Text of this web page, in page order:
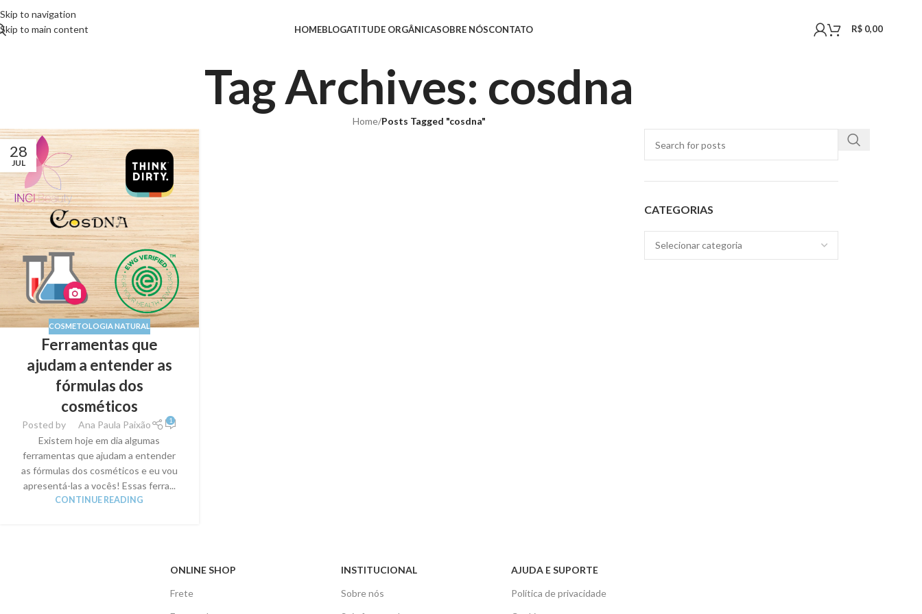
Skip to navigation
Skip to main content
HOMEBLOGATITUDE ORGÂNICASOBRE NÓSCONTATO R$0,00
Tag Archives: cosdna
Home/Posts Tagged "cosdna"
28
JUL
COSMETOLOGIA NATURAL
Ferramentas que
ajudam a entender as
fórmulas dos
cosméticos
Posted by Ana Paula Paixão 1
Existem hoje em dia algumas
ferramentas que ajudam a entender
as fórmulas dos cosméticos e eu vou
apresentá-las a vocês! Essas ferra...
CONTINUE READING
CATEGORIAS
ONLINE SHOP
Frete
INSTITUCIONAL
Sobre nós
AJUDA E SUPORTE
Política de privacidade